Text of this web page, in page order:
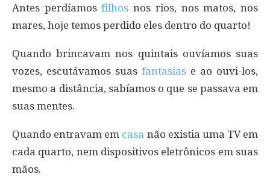
Antes perdíamosfilhosnos rios, nos matos, nos
mares, hoje temos perdido eles dentro do quarto!
Quando brincavam nos quintais ouvíamos suas
vozes, escutávamos suas fantasias e ao ouvi-los,
mesmo a distância, sabíamos o que se passava em
suas mentes.
Quando entravam em casa não existia uma TV em
cada quarto, nem dispositivos eletrônicos em suas
mãos.